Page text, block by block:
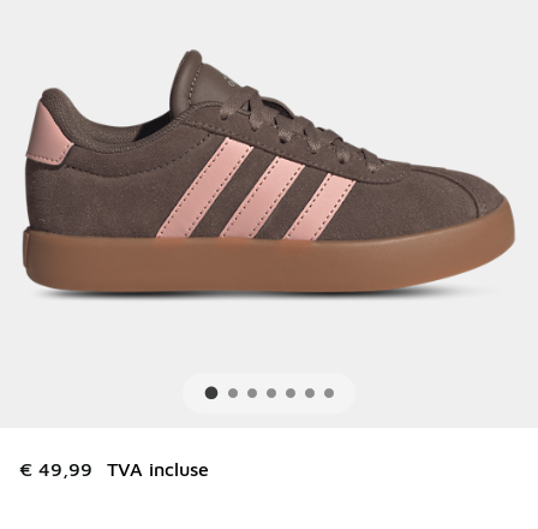
€ 49,99 TVA incluse